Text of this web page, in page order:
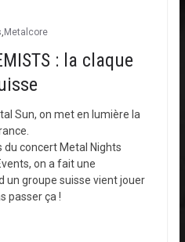
, Metalcore
: la claque
Sun, on met en lumière la
du concert Metal Nights
on a fait une
un groupe suisse vient jouer
passer ça !